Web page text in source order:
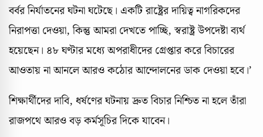
বর্বর নির্যাতনের ঘটনা ঘটেছে। একটি রাষ্ট্রের দায়িত্ব নাগরিকদের
নিরাপত্তা দেওয়া, কিন্তু আমরা দেখতে পাচ্ছি, স্বরাষ্ট্র উপদেষ্টা ব্যর্থ
হয়েছেন। ৪৮ ঘণ্টার মধ্যে অপরাধীদের গ্রেপ্তার করে বিচারের
আওতায় না আনলে আরও কঠোর আন্দোলনের ডাক দেওয়া হবে।’
শিক্ষার্থীদের দাবি, ধর্ষণের ঘটনায় দ্রুত বিচার নিশ্চিত না হলে তাঁরা
রাজপথে আরও বড় কর্মসূচির দিকে যাবেন।